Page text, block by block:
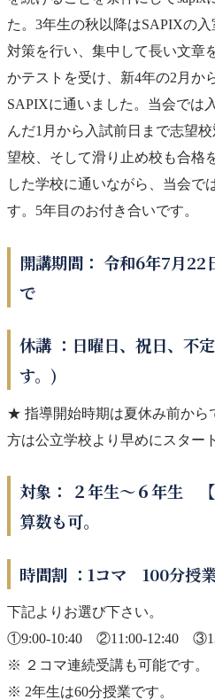
た。3年生の秋以降はSAPIXの
対策を行い、集中して長い文章
かテストを受け、新4年の2月か
SAPIXに通いました。当会では
んだ1月から入試前日まで志望
望校、そして滑り止め校も合格
した学校に通いながら、当会で
す。5年目のお付き合いです。
開講期間： 令和6年7月22
で
休講 ：日曜日、祝日、不
す。)
★ 指導開始時期は夏休み前から
方は公立学校より早めにスター
対象： ２年生～６年生 【
算数も可。
時間割 ：1コマ 100分授業
下記よりお選び下さい。
①9:00-10:40 ②11:00-12:40
※ ２コマ連続受講も可能です。
※ 2年生は60分授業です。